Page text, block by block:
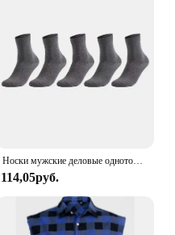
Носки мужские деловые однотонные, хлопковые короткие быстросохнущие черные белые длинные, 5 пар в упаковке
114,05руб.